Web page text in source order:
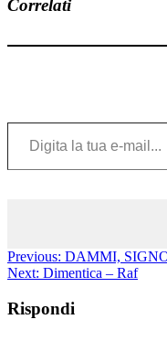
Correlati
Digita la tua e-mail...
Previous: DAMMI,
Next: Dimentica – Raf
Rispondi